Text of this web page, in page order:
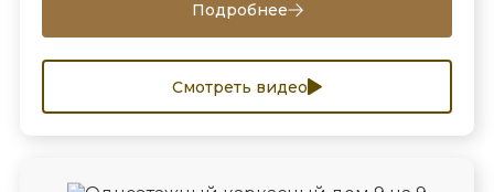
Подробнее
Смотреть видео